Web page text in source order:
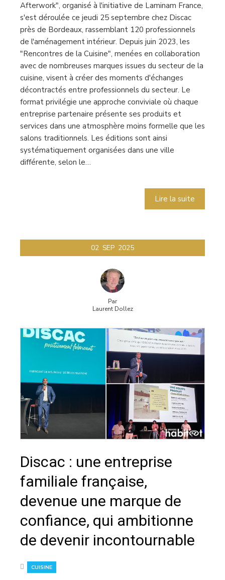
Afterwork", organisé à l'initiative de Laminam France,
s'est déroulée ce jeudi 25 septembre chez Discac
près de Bordeaux, rassemblant 120 professionnels
de l'aménagement intérieur. Depuis juin 2023, les
"Rencontres de la Cuisine", menées en collaboration
avec de nombreuses marques issues du secteur de la
cuisine, visent à créer des moments d'échanges
décontractés entre professionnels du secteur. Le
format privilégie une approche conviviale où chaque
entreprise partenaire présente ses produits et
services dans une atmosphère moins formelle que les
salons traditionnels. Les éditions sont ainsi
systématiquement organisées dans une ville
différente, selon le…
Lire la suite
02 SEP 2025
Par
Laurent Dollez
Discac : une entreprise
familiale française,
devenue une marque de
confiance, qui ambitionne
de devenir incontournable
CUISINE